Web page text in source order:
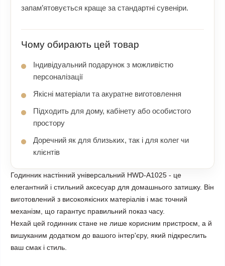
запам’ятовується краще за стандартні сувеніри.
Чому обирають цей товар
Індивідуальний подарунок з можливістю
персоналізації
Якісні матеріали та акуратне виготовлення
Підходить для дому, кабінету або особистого
простору
Доречний як для близьких, так і для колег чи
клієнтів
Годинник настінний універсальний HWD-A1025 - це
елегантний і стильний аксесуар для домашнього затишку. Він
виготовлений з високоякісних матеріалів і має точний
механізм, що гарантує правильний показ часу.
Нехай цей годинник стане не лише корисним пристроєм, а й
вишуканим додатком до вашого інтер'єру, який підкреслить
ваш смак і стиль.